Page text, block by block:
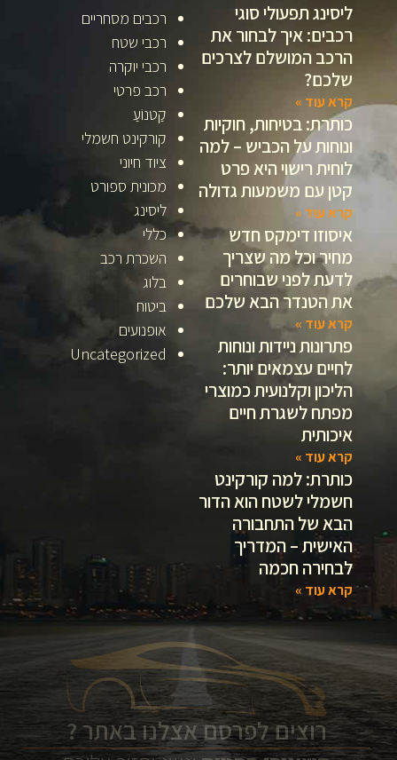
ליסינג תפעולי סוגי
רכבים: איך לבחור את
הרכב המושלם לצרכים
שלכם?
קרא עוד »
כותרת: בטיחות, חוקיות
ונוחות על הכביש – למה
לוחית רישוי היא פרט
קטן עם משמעות גדולה
קרא עוד »
איסוזו דימקס חדש
מחיר וכל מה שצריך
לדעת לפני שבוחרים
את הטנדר הבא שלכם
קרא עוד »
פתרונות ניידות ונוחות
לחיים עצמאים יותר:
הליכון וקלנועית כמוצרי
מפתח לשגרת חיים
איכותית
קרא עוד »
כותרת: למה קורקינט
חשמלי לשטח הוא הדור
הבא של התחבורה
האישית – המדריך
לבחירה חכמה
קרא עוד »
רכבים מסחריים
רכבי שטח
רכבי יוקרה
רכב פרטי
קַטנוֹעַ
קורקינט חשמלי
ציוד חיוני
מכונית ספורט
ליסינג
כללי
השכרת רכב
בלוג
ביטוח
אופנועים
Uncategorized
רוצים לפרסם אצלנו באתר ?